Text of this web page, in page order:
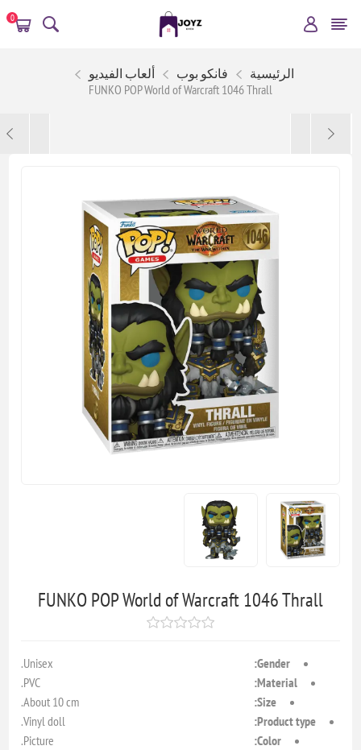
0
الرئيسية فانكو بوب
ألعاب الفيديو
FUNKO POP World of Warcraft 1046 Thrall
FUNKO POP World of Warcraft 1046 Thrall
Gender:
Unisex.
Material:
PVC.
Size:
About 10 cm.
Product type:
Vinyl doll.
Color:
Picture.